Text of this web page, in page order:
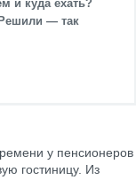
и куда ехать?
— так
у пенсионеров
гостиницу. Из